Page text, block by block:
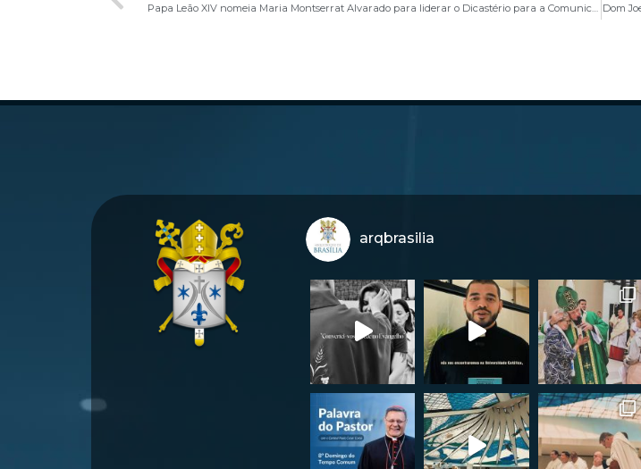
Papa Leão XIV nomeia Maria Montserrat Alvarado para liderar o Dicastério para a Comunicação Dom
arqbrasilia